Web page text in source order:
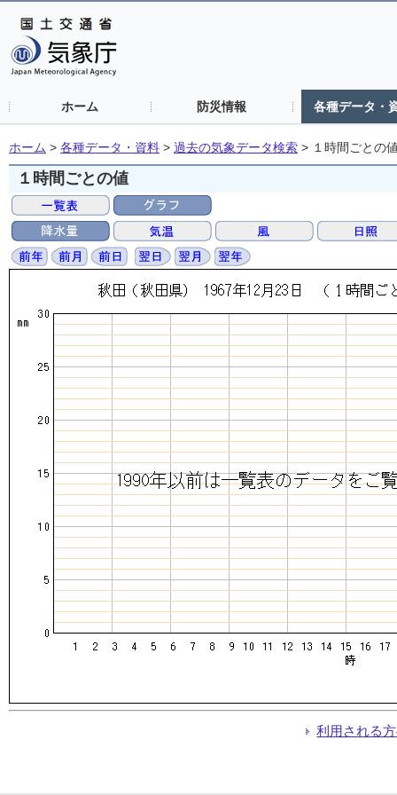
ホーム 防災情報 各種データ・
ホーム > 各種データ・資料 > 過去の気象データ検索 > １時間ごとの
１時間ごとの値
利用される